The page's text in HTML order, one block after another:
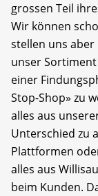
grossen Teil
Wir können
stellen uns aber
unser
einer
Stop-Shop» zu
alles aus
Unterschied zu
Plattformen
alles aus
beim Kunden.